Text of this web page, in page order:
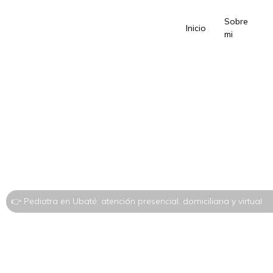
Inicio
Sobre
mi
👉 Pediatra en Ubaté: atención presencial, domiciliaria y virtual